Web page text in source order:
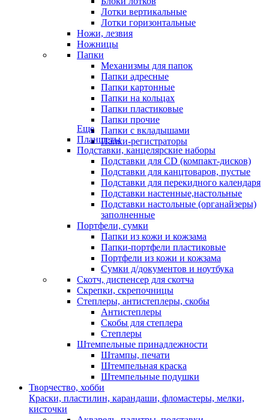
Лотки вертикальные
Лотки горизонтальные
Ножи, лезвия
Ножницы
Папки
Механизмы для папок
Папки адресные
Папки картонные
Папки на кольцах
Папки пластиковые
Папки прочие
Папки с вкладышами
Папки-регистраторы
Еще
Планшеты
Подставки, канцелярские наборы
Подставки для CD (компакт-дисков)
Подставки для канцтоваров, пустые
Подставки для перекидного календаря
Подставки настенные,настольные
Подставки настольные (органайзеры)
заполненные
Портфели, сумки
Папки из кожи и кожзама
Папки-портфели пластиковые
Портфели из кожи и кожзама
Сумки д/документов и ноутбука
Скотч, диспенсер для скотча
Скрепки, скрепочницы
Степлеры, антистеплеры, скобы
Антистеплеры
Скобы для степлера
Степлеры
Штемпельные принадлежности
Штампы, печати
Штемпельная краска
Штемпельные подушки
Творчество, хобби
Краски, пластилин, карандаши, фломастеры, мелки,
кисточки